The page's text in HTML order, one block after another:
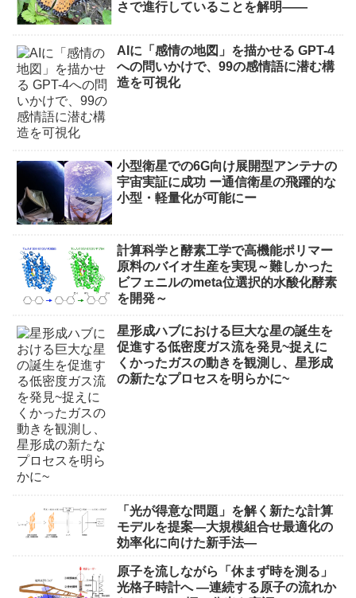
さで進行していることを解明――
AIに「感情の地図」を描かせる GPT-4
への問いかけで、99の感情語に潜む構
造を可視化
小型衛星での6G向け展開型アンテナの
宇宙実証に成功 ー通信衛星の飛躍的な
小型・軽量化が可能にー
計算科学と酵素工学で高機能ポリマー
原料のバイオ生産を実現～難しかった
ビフェニルのmeta位選択的水酸化酵素
を開発～
星形成ハブにおける巨大な星の誕生を
促進する低密度ガス流を発見~捉えに
くかったガスの動きを観測し、星形成
の新たなプロセスを明らかに~
「光が得意な問題」を解く新たな計算
モデルを提案―大規模組合せ最適化の
効率化に向けた新手法―
原子を流しながら「休まず時を測る」
光格子時計へ ―連続する原子の流れか